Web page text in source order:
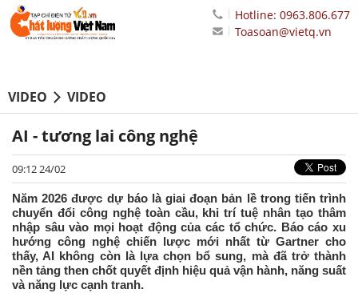
Hotline: 0963.806.677
Toasoan@vietq.vn
VIDEO VIDEO
AI - tương lai công nghệ
09:12 24/02
Năm 2026 được dự báo là giai đoạn bản lề trong tiến trình
chuyển đổi công nghệ toàn cầu, khi trí tuệ nhân tạo thâm
nhập sâu vào mọi hoạt động của các tổ chức. Báo cáo xu
hướng công nghệ chiến lược mới nhất từ Gartner cho
thấy, AI không còn là lựa chọn bổ sung, mà đã trở thành
nền tảng then chốt quyết định hiệu quả vận hành, năng suất
và năng lực cạnh tranh.